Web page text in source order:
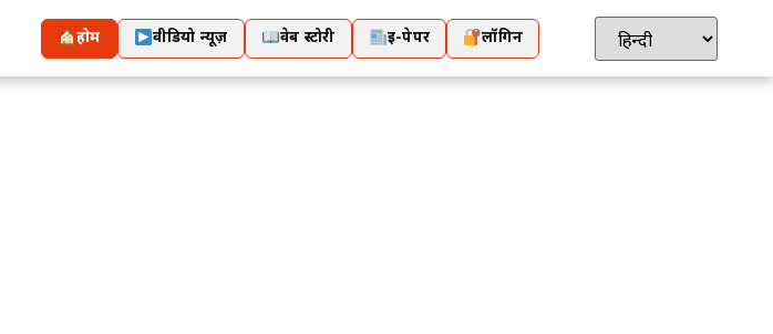
होम वीडियो न्यूज़ वेब स्टोरी ई-पेपर लॉगिन